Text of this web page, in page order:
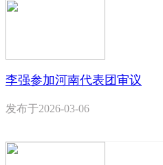
李强参加河南代表团审议
发布于2026-03-06